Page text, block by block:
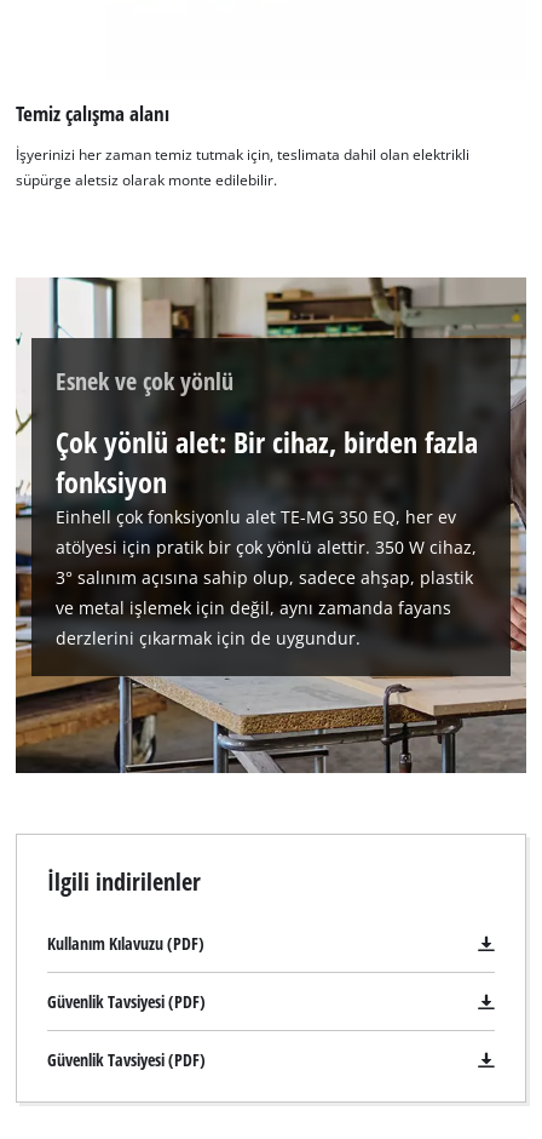
izninize ihtiyacımız var!
the site with their CMP to add this content
to the list of technologies used.
Temiz çalışma alanı
İşyerinizi her zaman temiz tutmak için, teslimata dahil olan elektrikli
süpürge aletsiz olarak monte edilebilir.
Esnek ve çok yönlü
Çok yönlü alet: Bir cihaz, birden fazla
fonksiyon
Einhell çok fonksiyonlu alet TE-MG 350 EQ, her ev
atölyesi için pratik bir çok yönlü alettir. 350 W cihaz,
3° salınım açısına sahip olup, sadece ahşap, plastik
ve metal işlemek için değil, aynı zamanda fayans
derzlerini çıkarmak için de uygundur.
İlgili indirilenler
Kullanım Kılavuzu (PDF)
Güvenlik Tavsiyesi (PDF)
Güvenlik Tavsiyesi (PDF)